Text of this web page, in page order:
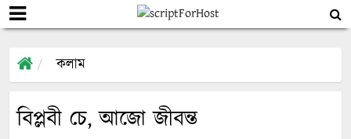
কলাম
বিপ্লবী চে, আজো জীবন্ত